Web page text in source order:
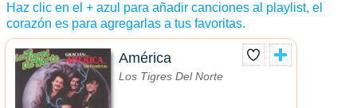
Haz clic en el + azul para añadir canciones al playlist, el
corazón es para agregarlas a tus favoritas.
América
Los Tigres Del Norte